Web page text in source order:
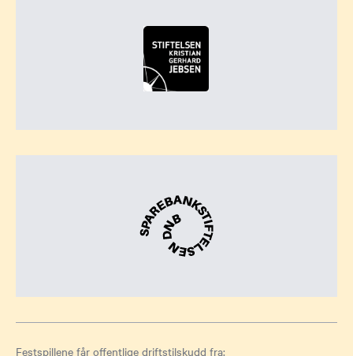
Festspillene får offentlige driftstilskudd fra: